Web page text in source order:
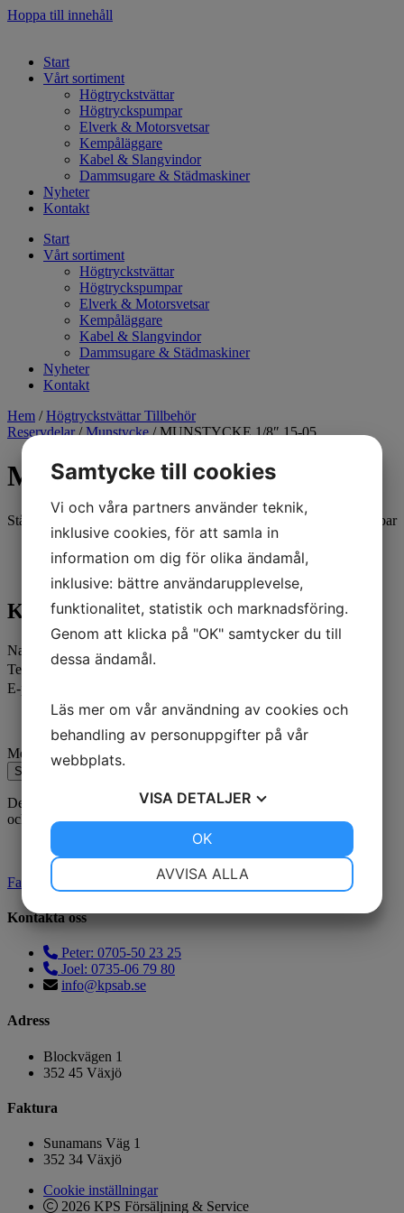
Hoppa till innehåll
Start
Vårt sortiment
Högtryckstvättar
Högtryckspumpar
Elverk & Motorsvetsar
Kempåläggare
Kabel & Slangvindor
Dammsugare & Städmaskiner
Nyheter
Kontakt
Start
Vårt sortiment
Högtryckstvättar
Högtryckspumpar
Elverk & Motorsvetsar
Kempåläggare
Kabel & Slangvindor
Dammsugare & Städmaskiner
Nyheter
Kontakt
Hem /Högtryckstvättar Tillbehör
Reservdelar/Munstycke/ MUNSTYCKE 1/8″ 15-05
MUNSTYCKE 1/8″ 15-05
Stålmunstycke 1/8" utv. gänga Spridning: 15-050 Max tryck 250 bar
Kontakta oss
Kontakta oss
Namn
Telefon
E-post
Meddelande
Skicka
Den här webbplatsen är skyddad av reCAPTCHA
och GoogleSekretesspolicyochAnvändarvillkorgäller.
Facebook
Kontakta oss
Peter: 0705-50 23 25
Joel: 0735-06 79 80
info@kpsab.se
Adress
Blockvägen 1
352 45 Växjö
Faktura
Sunamans Väg 1
352 34 Växjö
Cookie inställningar
2026 KPS Försäljning & Service
Samtycke till cookies
Vi och våra partners använder teknik,
inklusive cookies, för att samla in
information om dig för olika ändamål,
inklusive: bättre användarupplevelse,
funktionalitet, statistik och marknadsföring.
Genom att klicka på "OK" samtycker du till
dessa ändamål.
Läs mer om vår användning av cookies och
behandling av personuppgifter på vår
webbplats.
VISA DETALJER
AVVISA ALLA
OK